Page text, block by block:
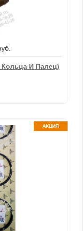
LF9009,
И Палец)
И Палец)
АКЦИЯ